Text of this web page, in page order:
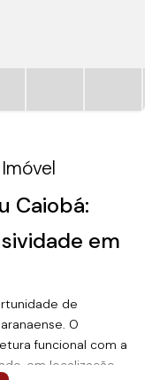
Caiobá:
em
de
O
funcional com a
em localização